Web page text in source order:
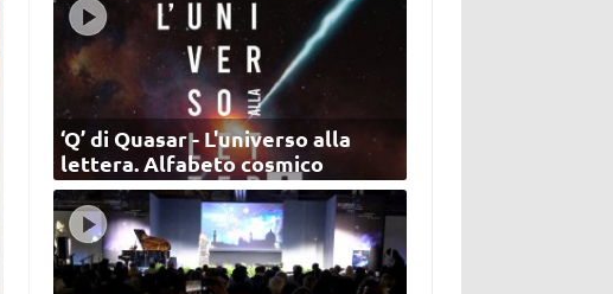
‘Q’ di Quasar - L'universo alla
lettera. Alfabeto cosmico